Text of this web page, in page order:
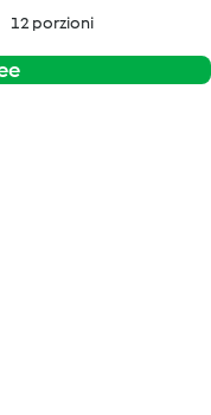
12 porzioni